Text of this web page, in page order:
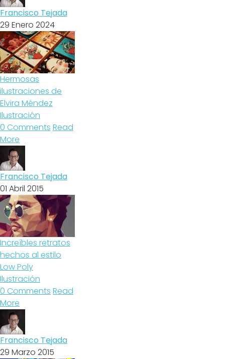
Francisco Tejada
29 Enero 2024
Hermosas
ilustraciones de
Elvira Méndez
Ilustración
0 Comments Read
More
Francisco Tejada
01 Abril 2015
Increíbles retratos
hechos al estilo
Low Poly
Ilustración
0 Comments Read
More
Francisco Tejada
29 Marzo 2015